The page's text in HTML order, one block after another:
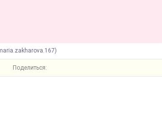
Поделиться: